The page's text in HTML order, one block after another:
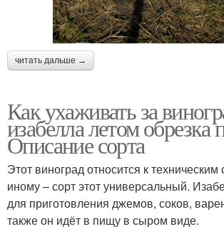
читать дальше →
Как ухаживать за
изабелла летом
Описание сорта
Этот виноград относится к техническим
иному – сорт этот универсальный.
для приготовления джемов, соков,
также он идёт в пищу в сыром виде.